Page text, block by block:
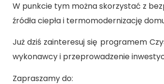
W punkcie tym można skorzystać z
źródła ciepła i termomodernizację
Już dziś zainteresuj się programem
wykonawcy i przeprowadzenie
Zapraszamy do: